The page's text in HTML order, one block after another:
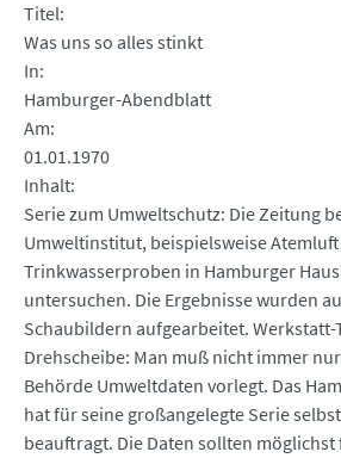
Titel
Was uns so alles stinkt
In
Hamburger-Abendblatt
Am
01.01.1970
Inhalt
Serie zum Umweltschutz: Die Zeitung
Umweltinstitut, beispielsweise
Trinkwasserproben in Hamburger
untersuchen. Die Ergebnisse wurden
Schaubildern aufgearbeitet. Werkstatt-Text aus der
Drehscheibe: Man muß nicht immer nur warten, bis eine
Behörde Umweltdaten vorlegt. Das
hat für seine großangelegte Serie
beauftragt. Die Daten sollten